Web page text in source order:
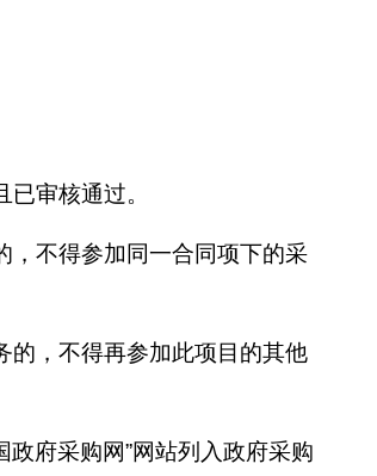
审核通过。
，不得参加同一合同项下的采
的，不得再参加此项目的其他
政府采购网”网站列入政府采购